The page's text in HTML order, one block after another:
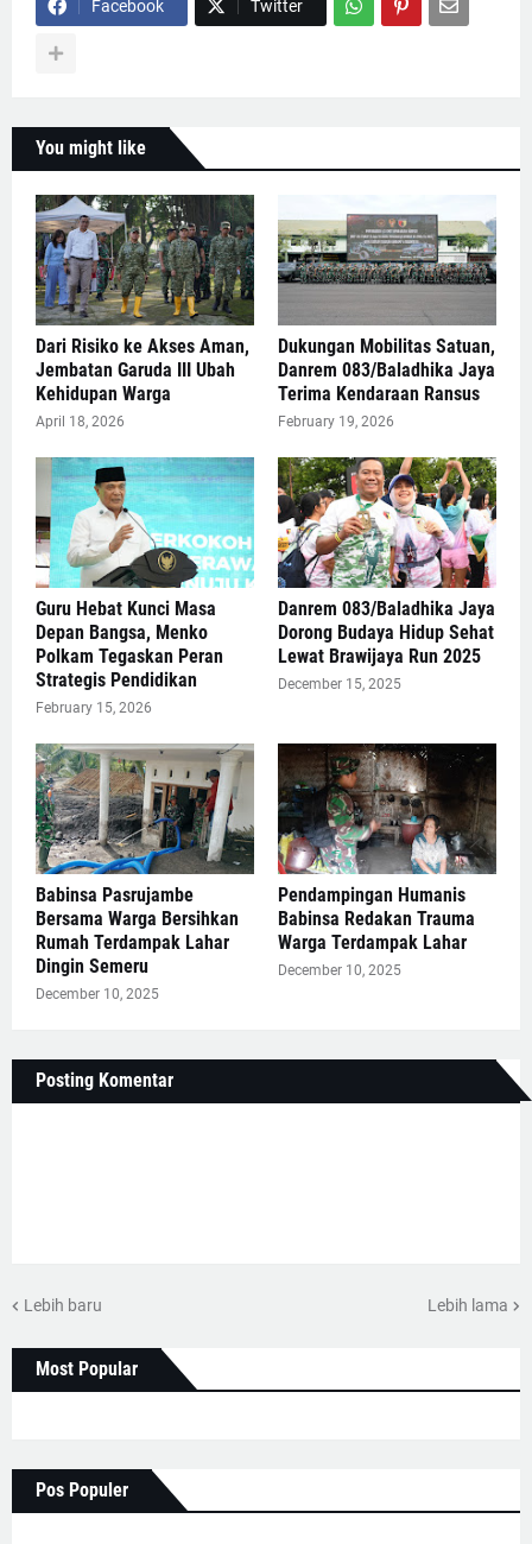
Facebook Twitter
You might like
Dari Risiko ke Akses Aman,
Jembatan Garuda III Ubah
Kehidupan Warga
April 18, 2026
Dukungan Mobilitas Satuan,
Danrem 083/Baladhika Jaya
Terima Kendaraan Ransus
February 19, 2026
Guru Hebat Kunci Masa
Depan Bangsa, Menko
Polkam Tegaskan Peran
Strategis Pendidikan
February 15, 2026
Danrem 083/Baladhika Jaya
Dorong Budaya Hidup Sehat
Lewat Brawijaya Run 2025
December 15, 2025
Babinsa Pasrujambe
Bersama Warga Bersihkan
Rumah Terdampak Lahar
Dingin Semeru
December 10, 2025
Pendampingan Humanis
Babinsa Redakan Trauma
Warga Terdampak Lahar
December 10, 2025
Posting Komentar
Lebih baru Lebih lama
Most Popular
Pos Populer